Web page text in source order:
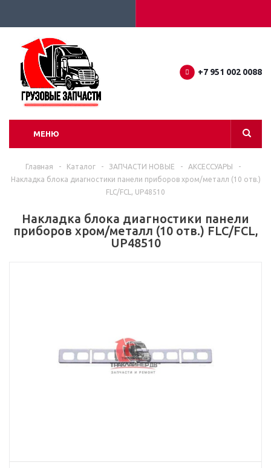
+7 951 002 0088
МЕНЮ
Главная - Каталог - ЗАПЧАСТИ НОВЫЕ - АКСЕССУАРЫ
-
Накладка блока диагностики панели приборов хром/металл (10 отв.)
FLC/FCL, UP48510
Накладка блока диагностики панели
приборов хром/металл (10 отв.) FLC/FCL,
UP48510